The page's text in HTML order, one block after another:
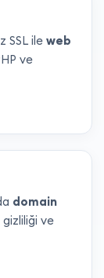
SSL ile web
ve
domain
ve